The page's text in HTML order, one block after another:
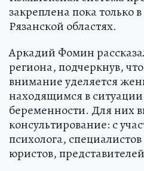
закреплена пока только
Рязанской областях.
Аркадий Фомин
региона, подчеркнув,
внимание уделяется
находящимся в
беременности. Для них
консультирование: с
психолога,
юристов,